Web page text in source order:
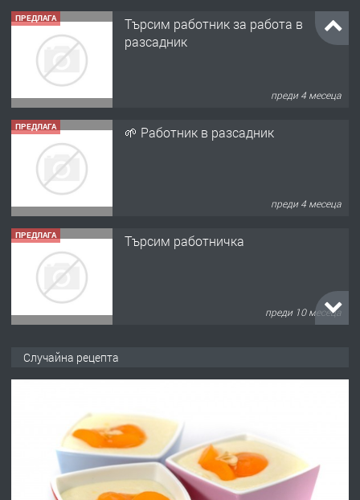
ПРЕДЛАГА
Търсим работник за работа в
разсадник
преди 4 месеца
ПРЕДЛАГА 🌱 Работник в разсадник
преди 4 месеца
ПРЕДЛАГА Търсим работничка
преди 10 месеца
Работа за общи работници
Случайна рецепта